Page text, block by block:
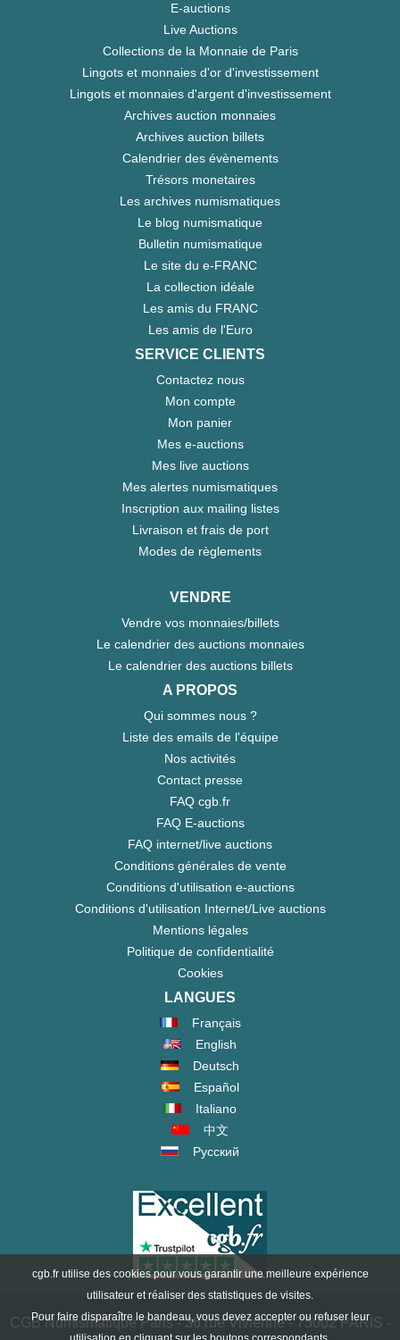
E-auctions
Live Auctions
Collections de la Monnaie de Paris
Lingots et monnaies d'or d'investissement
Lingots et monnaies d'argent d'investissement
Archives auction monnaies
Archives auction billets
Calendrier des évènements
Trésors monetaires
Les archives numismatiques
Le blog numismatique
Bulletin numismatique
Le site du e-FRANC
La collection idéale
Les amis du FRANC
Les amis de l'Euro
SERVICE CLIENTS
Contactez nous
Mon compte
Mon panier
Mes e-auctions
Mes live auctions
Mes alertes numismatiques
Inscription aux mailing listes
Livraison et frais de port
Modes de règlements
VENDRE
Vendre vos monnaies/billets
Le calendrier des auctions monnaies
Le calendrier des auctions billets
A PROPOS
Qui sommes nous ?
Liste des emails de l'équipe
Nos activités
Contact presse
FAQ cgb.fr
FAQ E-auctions
FAQ internet/live auctions
Conditions générales de vente
Conditions d'utilisation e-auctions
Conditions d'utilisation Internet/Live auctions
Mentions légales
Politique de confidentialité
Cookies
LANGUES
Français
English
Deutsch
Español
Italiano
中文
Русский
CGB Numismatique Paris - 36 rue Vivienne - 75002 PARIS -
cgb.fr utilise des cookies pour vous garantir une meilleure expérience
utilisateur et réaliser des statistiques de visites.
Pour faire disparaître le bandeau, vous devez accepter ou refuser leur